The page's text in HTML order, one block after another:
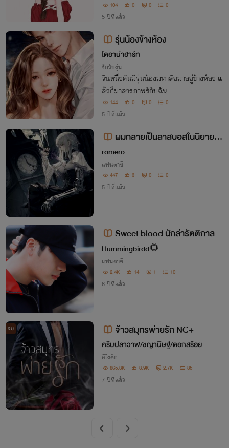
104 0 0 0
5 ปีที่แล้ว
รุ่นน้องข้างห้อง
ไดอาน่าฮาร์ท
รักวัยรุ่น
วันหนึ่งดันมีรุ่นน้องมหาลัยมาอยู่ข้างห้อง แ
ล้วก็มาสารภาพรักับฉัน
144 0 0 0
5 ปีที่แล้ว
ผมกลายเป็นลาสบอสในนิยายตั
วเอง
romero
แฟนตาซี
447 3 0 0
5 ปีที่แล้ว
Sweet blood นักล่ารัตติกาล
Hummingbirdd🌻
แฟนตาซี
2.4K 14 1 10
6 ปีที่แล้ว
จบ จ้าวสมุทรพ่ายรัก NC+
ครีบปลาวาฬ/ชญานิษฐ์/ดอกสร้อย
อีโรติก
865.3K 3.9K 2.7K 85
7 ปีที่แล้ว